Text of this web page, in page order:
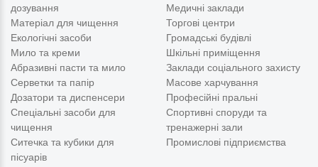
дозування
Матеріал для чищення
Екологічні засоби
Мило та креми
Абразивні пасти та мило
Серветки та папір
Дозатори та диспенсери
Спеціальні засоби для
чищення
Ситечка та кубики для
пісуарів
Медичні заклади
Торгові центри
Громадські будівлі
Шкільні приміщення
Заклади соціального захисту
Масове харчування
Професійні пральні
Спортивні споруди та
тренажерні зали
Промислові підприємства